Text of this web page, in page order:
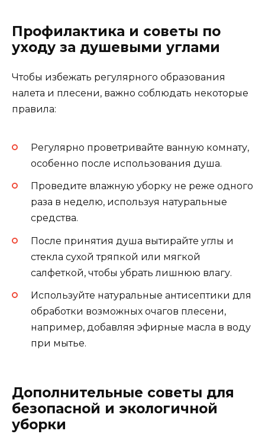
Профилактика и советы по
уходу за душевыми углами
Чтобы избежать регулярного образования
налета и плесени, важно соблюдать некоторые
правила:
Регулярно проветривайте ванную комнату,
особенно после использования душа.
Проведите влажную уборку не реже одного
раза в неделю, используя натуральные
средства.
После принятия душа вытирайте углы и
стекла сухой тряпкой или мягкой
салфеткой, чтобы убрать лишнюю влагу.
Используйте натуральные антисептики для
обработки возможных очагов плесени,
например, добавляя эфирные масла в воду
при мытье.
Дополнительные советы для
безопасной и экологичной
уборки